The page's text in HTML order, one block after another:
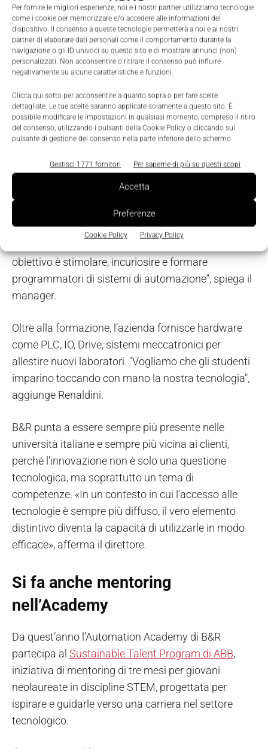
Per fornire le migliori esperienze, noi e i nostri partner utilizziamo tecnologie
come i cookie per memorizzare e/o accedere alle informazioni del
dispositivo. Il consenso a queste tecnologie permetterà a noi e ai nostri
partner di elaborare dati personali come il comportamento durante la
navigazione o gli ID univoci su questo sito e di mostrare annunci (non)
personalizzati. Non acconsentire o ritirare il consenso può influire
negativamente su alcune caratteristiche e funzioni.
Clicca qui sotto per acconsentire a quanto sopra o per fare scelte
dettagliate. Le tue scelte saranno applicate solamente a questo sito. È
possibile modificare le impostazioni in qualsiasi momento, compreso il ritiro
del consenso, utilizzando i pulsanti della Cookie Policy o cliccando sul
pulsante di gestione del consenso nella parte inferiore dello schermo.
Gestisci 1771 fornitori Per saperne di più su questi scopi
Accetta
Preferenze
Cookie Policy Privacy Policy
Professori e formatori che insegnano nelle scuole e
nelle università sono un altro target privilegiato per
B&R per diffondere le proprie tecnologie fin dalle fasi
della formazione accademica.
Nelle principali università italiane, nei dipartimenti di
ingegneria elettronica, meccatronica, di
automazione e informatica, vengono tenute
sessioni di mezza giornata, concordate con i docenti
di riferimento, dove vengono presentaticasi
applicativi reali, lo sviluppo software e i
componenti tecnologici più innovativi
"Creiamo un ponte tra formazione teorica e
obiettivo è stimolare, incuriosire e formare
programmatori di sistemi di automazione", spiega il
manager.
Oltre alla formazione, l’azienda fornisce hardware
come PLC, IO, Drive, sistemi meccatronici per
allestire nuovi laboratori. "Vogliamo che gli studenti
imparino toccando con mano la nostra tecnologia",
aggiunge Renaldini.
B&R punta a essere sempre più presente nelle
università italiane e sempre più vicina ai clienti,
perché l’innovazione non è solo una questione
tecnologica, ma soprattutto un tema di
competenze. «In un contesto in cui l’accesso alle
tecnologie è sempre più diffuso, il vero elemento
distintivo diventa la capacità di utilizzarle in modo
efficace», afferma il direttore.
Si fa anche mentoring
nell’Academy
Da quest’anno l’Automation Academy di B&R
partecipa al Sustainable Talent Program di ABB,
iniziativa di mentoring di tre mesi per giovani
neolaureate in discipline STEM, progettata per
ispirare e guidarle verso una carriera nel settore
tecnologico.